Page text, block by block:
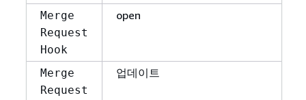
Merge
Request
Hook
open
Merge
Request
업데이트